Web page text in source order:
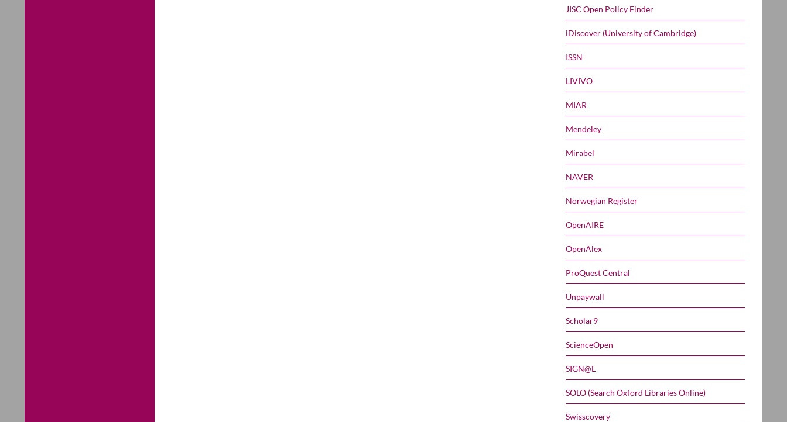
JISC Open Policy Finder
iDiscover (University of Cambridge)
ISSN
LIVIVO
MIAR
Mendeley
Mirabel
NAVER
Norwegian Register
OpenAIRE
OpenAlex
ProQuest Central
Unpaywall
Scholar9
ScienceOpen
SIGN@L
SOLO (Search Oxford Libraries Online)
Swisscovery